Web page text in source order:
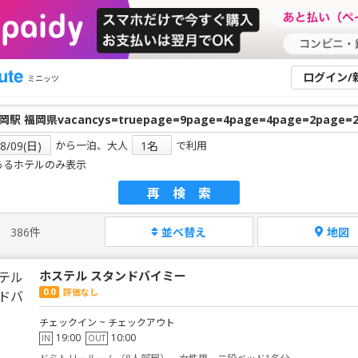
ミニッツ ログイン/
から一泊、大人
で利用
るホテルのみ表示
再検索
386件 並べ替え 地図
ホステル スタンドバイミー
0.0 評価なし
チェックイン ~ チェックアウト
IN 19:00 OUT 10:00